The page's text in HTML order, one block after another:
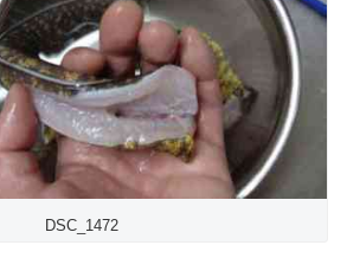
DSC_1472